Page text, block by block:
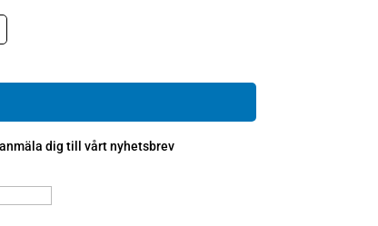
dig till vårt nyhetsbrev